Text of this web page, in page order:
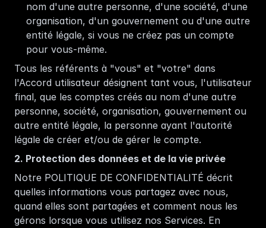
nom d'une autre personne, d'une société, d'une
organisation, d'un gouvernement ou d'une autre
entité légale, si vous ne créez pas un compte
pour vous-même.
Tous les référents à "vous" et "votre" dans
l'Accord utilisateur désignent tant vous, l'utilisateur
final, que les comptes créés au nom d'une autre
personne, société, organisation, gouvernement ou
autre entité légale, la personne ayant l'autorité
légale de créer et/ou de gérer le compte.
2. Protection des données et de la vie privée
Notre POLITIQUE DE CONFIDENTIALITÉ décrit
quelles informations vous partagez avec nous,
quand elles sont partagées et comment nous les
gérons lorsque vous utilisez nos Services. En